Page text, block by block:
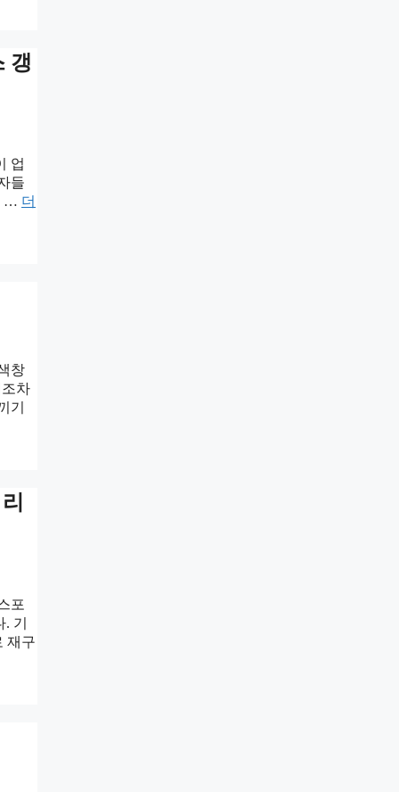
갱
업
들
… 더
창
차
기
포
기
재구